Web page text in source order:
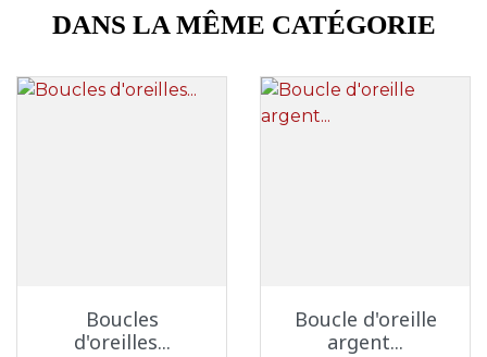
DANS LA MÊME CATÉGORIE
Boucles
d'oreilles...
Boucle d'oreille
argent...